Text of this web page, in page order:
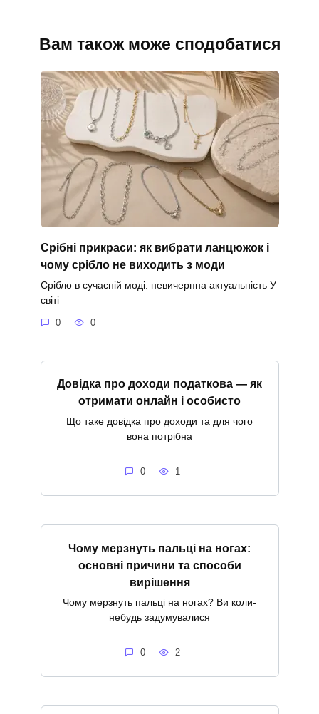
Вам також може сподобатися
Срібні прикраси: як вибрати ланцюжок і
чому срібло не виходить з моди
Срібло в сучасній моді: невичерпна актуальність У
світі
0 0
Довідка про доходи податкова — як
отримати онлайн і особисто
Що таке довідка про доходи та для чого
вона потрібна
0 1
Чому мерзнуть пальці на ногах:
основні причини та способи
вирішення
Чому мерзнуть пальці на ногах? Ви коли-
небудь задумувалися
0 2